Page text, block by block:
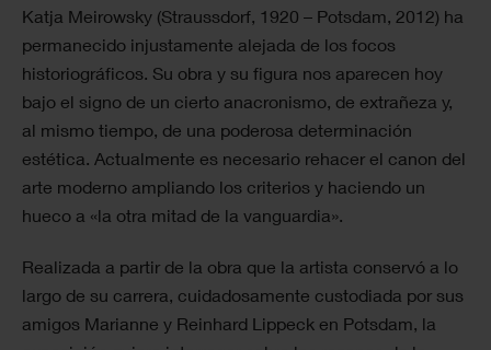
Katja Meirowsky (Straussdorf, 1920 – Potsdam, 2012) ha
permanecido injustamente alejada de los focos
historiográficos. Su obra y su figura nos aparecen hoy
bajo el signo de un cierto anacronismo, de extrañeza y,
al mismo tiempo, de una poderosa determinación
estética. Actualmente es necesario rehacer el canon del
arte moderno ampliando los criterios y haciendo un
hueco a «la otra mitad de la vanguardia».
Realizada a partir de la obra que la artista conservó a lo
largo de su carrera, cuidadosamente custodiada por sus
amigos Marianne y Reinhard Lippeck en Potsdam, la